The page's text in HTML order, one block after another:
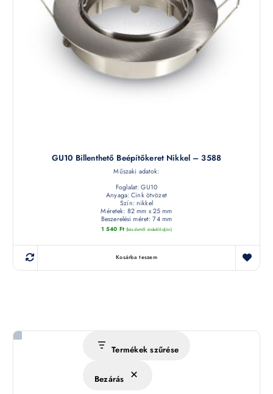
GU10 Billenthető Beépítőkeret Nikkel – 3588
Műszaki adatok:
Foglalat: GU10
Anyaga: Cink ötvözet
Szín: nikkel
Méretek: 82 mm x 25 mm
Beszerelési méret: 74 mm
1 540 Ft (készletről érdeklődjön)
Kosárba teszem
Termékek szűrése
Bezárás